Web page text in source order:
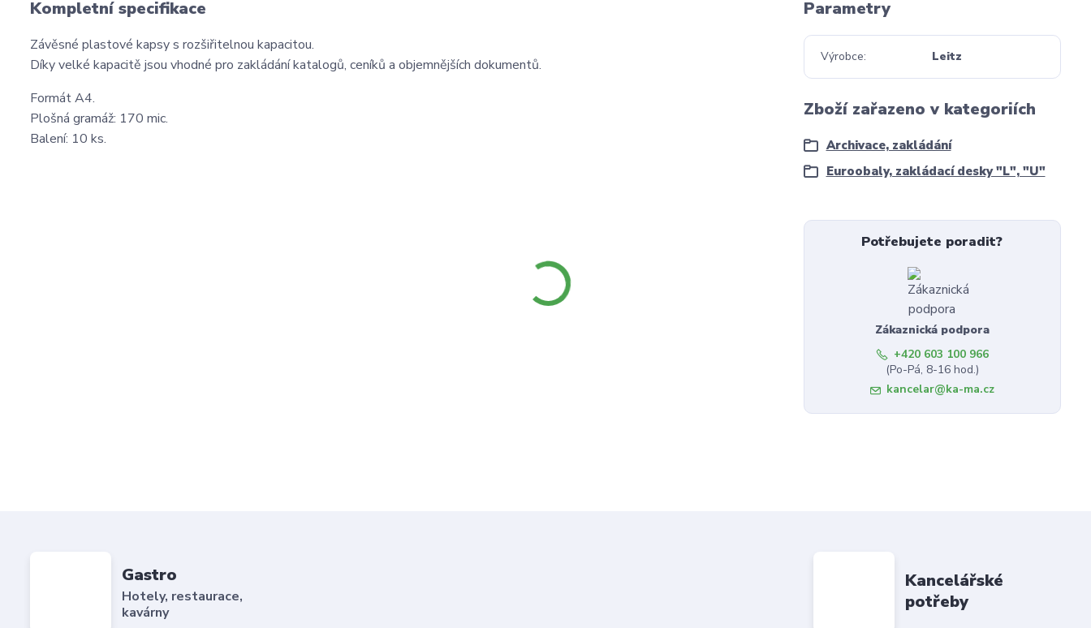
Kompletní specifikace
Závěsné plastové kapsy s rozšiřitelnou kapacitou.
Díky velké kapacitě jsou vhodné pro zakládání katalogů, ceníků a objemnějších dokumentů.
Formát A4.
Plošná gramáž: 170 mic.
Balení: 10 ks.
Parametry
Výrobce Leitz
Zboží zařazeno v kategoriích
Archivace, zakládání
Euroobaly, zakládací desky "L", "U"
Potřebujete poradit?
Zákaznická podpora
+420 603 100 966
(Po-Pá, 8-16 hod.)
kancelar@ka-ma.cz
Gastro
Hotely, restaurace,
kavárny
Kancelářské
potřeby